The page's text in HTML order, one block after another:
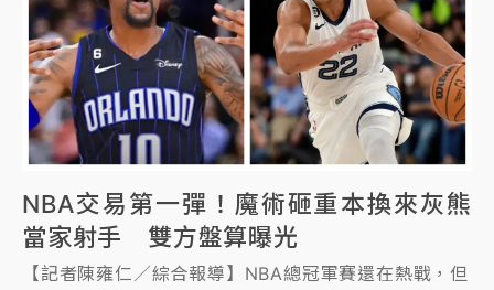
NBA交易第一彈！魔術砸重本換來灰熊
當家射手 雙方盤算曝光
【記者陳雍仁／綜合報導】NBA總冠軍賽還在熱戰，但